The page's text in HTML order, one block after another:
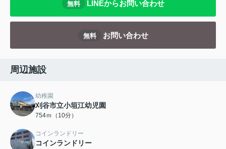
無料 LINEからお問い合わせ
無料 お問い合わせ
周辺施設
幼稚園
刈谷市立小垣江幼児園
754ｍ（10分）
コインランドリー
コインランドリー